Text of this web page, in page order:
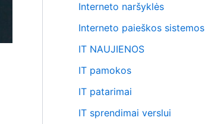
Interneto naršyklės
Interneto paieškos sistemos
IT NAUJIENOS
IT pamokos
IT patarimai
IT sprendimai verslui